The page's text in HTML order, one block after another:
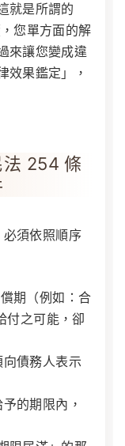
就是所謂的
您單方面的解
來讓您變成違
效果鑑定」，
法 254 條
須依照順序
期（例如：合
付之可能，卻
債務人表示
的期限內，